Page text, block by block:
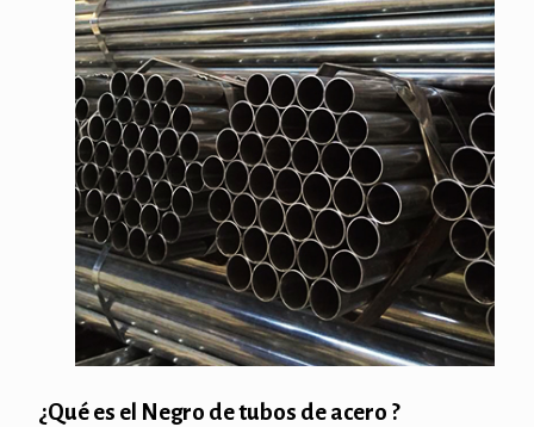
¿Qué es el Negro de tubos de acero ?